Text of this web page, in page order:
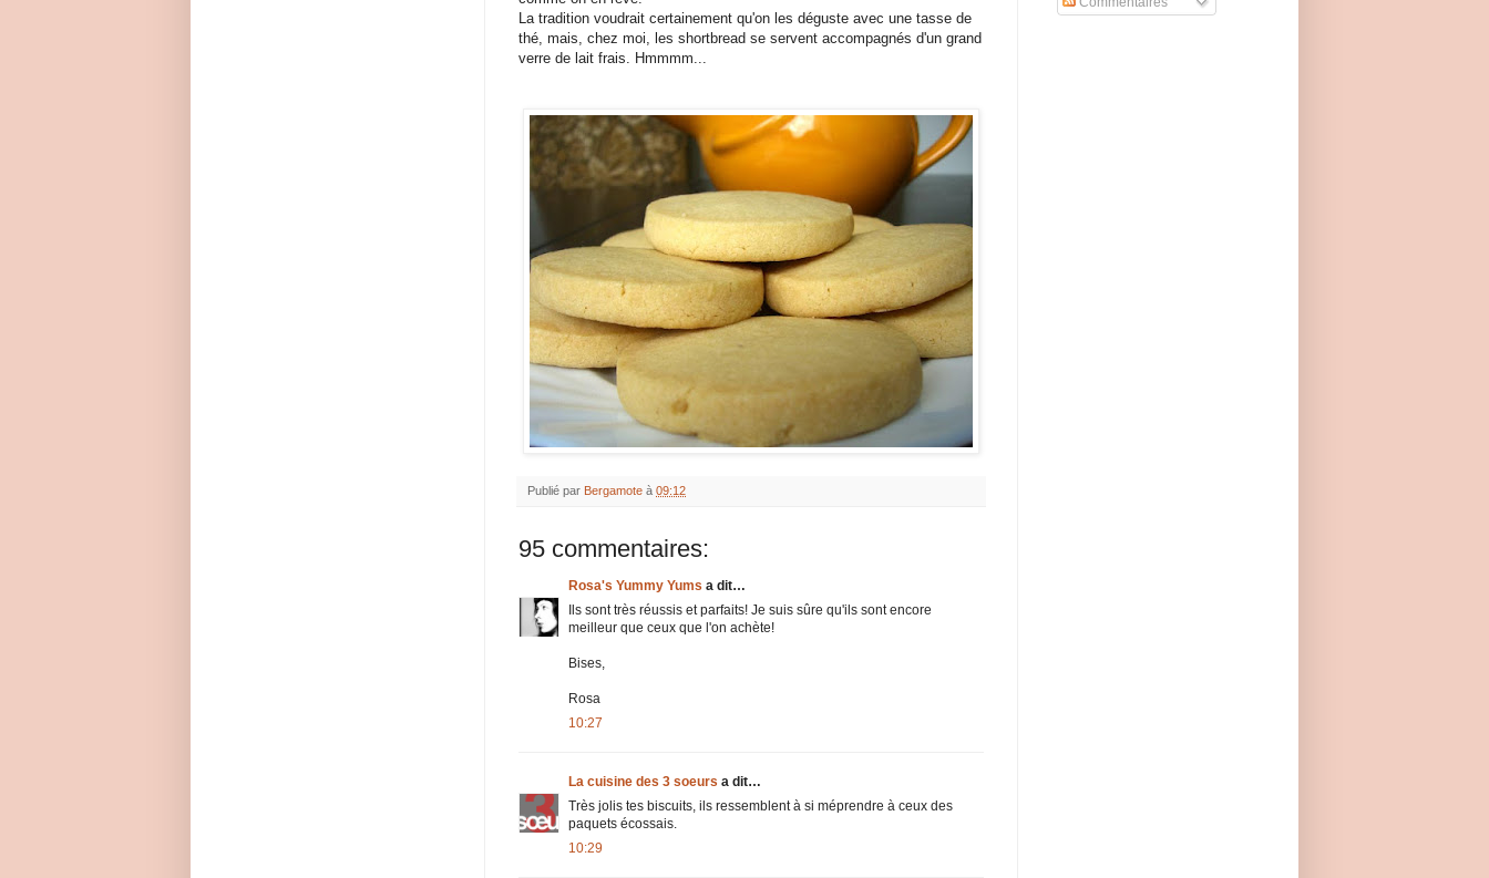
La tradition voudrait certainement qu'on les déguste avec une tasse de
thé, mais, chez moi, les shortbread se servent accompagnés d'un grand
verre de lait frais. Hmmmm...
Publié par Bergamote à 09:12
95 commentaires:
Rosa's Yummy Yums a dit…
Ils sont très réussis et parfaits! Je suis sûre qu'ils sont encore
meilleur que ceux que l'on achète!
Bises,
Rosa
10:27
La cuisine des 3 soeurs a dit…
Très jolis tes biscuits, ils ressemblent à si méprendre à ceux des
paquets écossais.
10:29